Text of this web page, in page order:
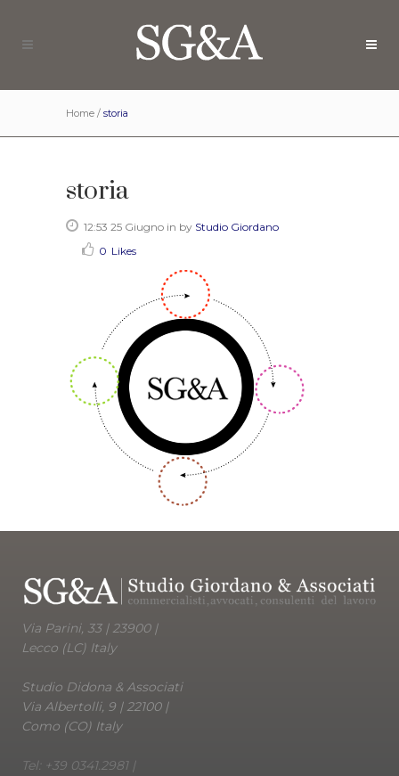
Home / storia
storia
12:53 25 Giugno in by Studio Giordano
0 Likes
Via Parini, 33 | 23900 |
Lecco (LC) Italy
Studio Didona & Associati
Via Albertolli, 9 | 22100 |
Como (CO) Italy
Tel: +39 0341.2981 |